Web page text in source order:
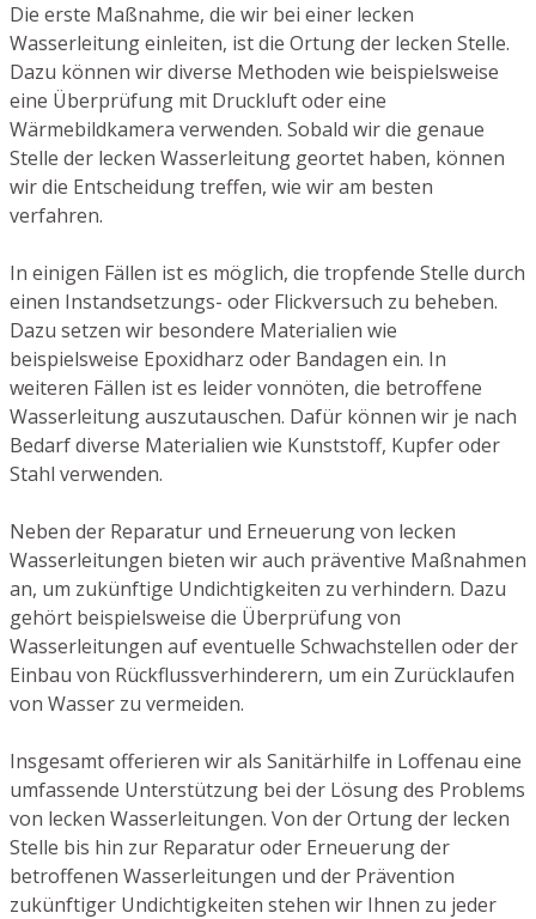
Die erste Maßnahme, die wir bei einer lecken
Wasserleitung einleiten, ist die Ortung der lecken Stelle.
Dazu können wir diverse Methoden wie beispielsweise
eine Überprüfung mit Druckluft oder eine
Wärmebildkamera verwenden. Sobald wir die genaue
Stelle der lecken Wasserleitung geortet haben, können
wir die Entscheidung treffen, wie wir am besten
verfahren.
In einigen Fällen ist es möglich, die tropfende Stelle durch
einen Instandsetzungs- oder Flickversuch zu beheben.
Dazu setzen wir besondere Materialien wie
beispielsweise Epoxidharz oder Bandagen ein. In
weiteren Fällen ist es leider vonnöten, die betroffene
Wasserleitung auszutauschen. Dafür können wir je nach
Bedarf diverse Materialien wie Kunststoff, Kupfer oder
Stahl verwenden.
Neben der Reparatur und Erneuerung von lecken
Wasserleitungen bieten wir auch präventive Maßnahmen
an, um zukünftige Undichtigkeiten zu verhindern. Dazu
gehört beispielsweise die Überprüfung von
Wasserleitungen auf eventuelle Schwachstellen oder der
Einbau von Rückflussverhinderern, um ein Zurücklaufen
von Wasser zu vermeiden.
Insgesamt offerieren wir als Sanitärhilfe in Loffenau eine
umfassende Unterstützung bei der Lösung des Problems
von lecken Wasserleitungen. Von der Ortung der lecken
Stelle bis hin zur Reparatur oder Erneuerung der
betroffenen Wasserleitungen und der Prävention
zukünftiger Undichtigkeiten stehen wir Ihnen zu jeder